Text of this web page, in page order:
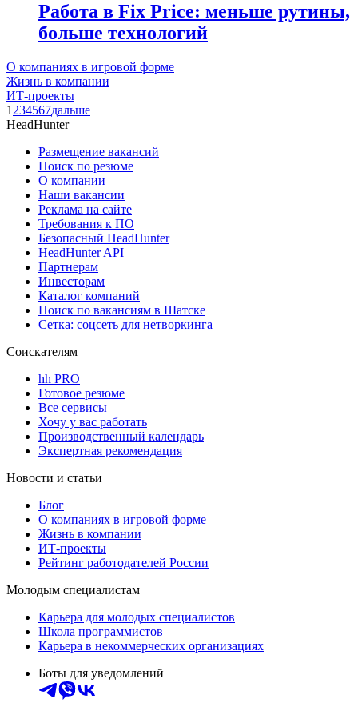
Работа в Fix Price: меньше рутины,
больше технологий
О компаниях в игровой форме
Жизнь в компании
ИТ-проекты
1 234567дальше
HeadHunter
Размещение вакансий
Поиск по резюме
О компании
Наши вакансии
Реклама на сайте
Требования к ПО
Безопасный HeadHunter
HeadHunter API
Партнерам
Инвесторам
Каталог компаний
Поиск по вакансиям в Шатске
Сетка: соцсеть для нетворкинга
Соискателям
hh PRO
Готовое резюме
Все сервисы
Хочу у вас работать
Производственный календарь
Экспертная рекомендация
Новости и статьи
Блог
О компаниях в игровой форме
Жизнь в компании
ИТ-проекты
Рейтинг работодателей России
Молодым специалистам
Карьера для молодых специалистов
Школа программистов
Карьера в некоммерческих организациях
Боты для уведомлений